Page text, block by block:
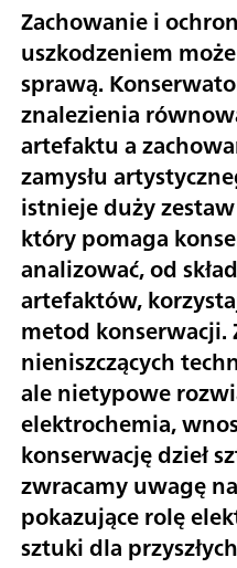
Zachowanie i
uszkodzeniem
sprawą.
znalezienia
artefaktu a
zamysłu
istnieje duży
który pomaga
analizować, od
artefaktów,
metod konserwacji.
nieniszczących
ale nietypowe
elektrochemia,
konserwację dzieł
zwracamy uwagę
pokazujące rolę
sztuki dla